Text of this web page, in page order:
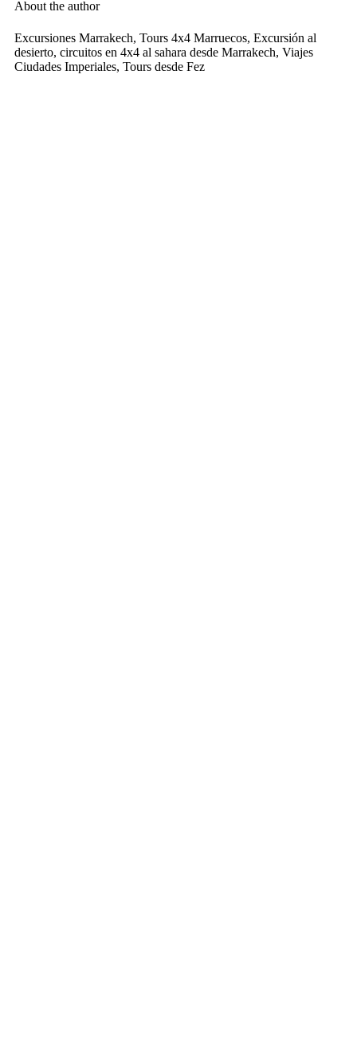
About the author
Excursiones Marrakech, Tours 4x4 Marruecos, Excursión al
desierto, circuitos en 4x4 al sahara desde Marrakech, Viajes
Ciudades Imperiales, Tours desde Fez